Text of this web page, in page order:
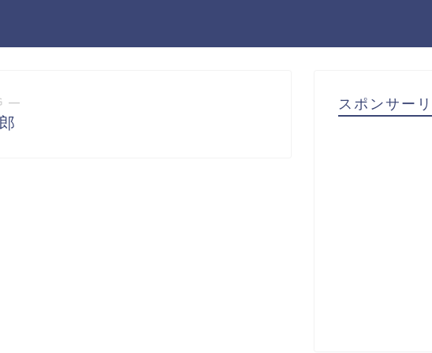
― スポンサー